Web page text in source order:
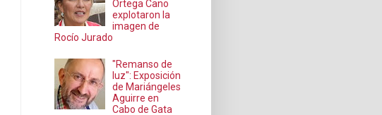
Ortega Cano
explotaron la
imagen de
Rocío Jurado
"Remanso de
luz": Exposición
de Mariángeles
Aguirre en
Cabo de Gata